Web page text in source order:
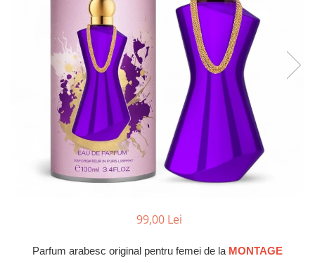
Parfumuri Exotice
Parfumuri Fresh
Parfumuri Florale
Parfumuri Fructate
Parfumuri Lemnoase
Parfumuri Persistente
Parfumuri Vanilate
Parfumuri PREMIUM
Parfumuri de VARA
99,00 Lei
Parfum arabesc original pentru femei de la MONTAGE